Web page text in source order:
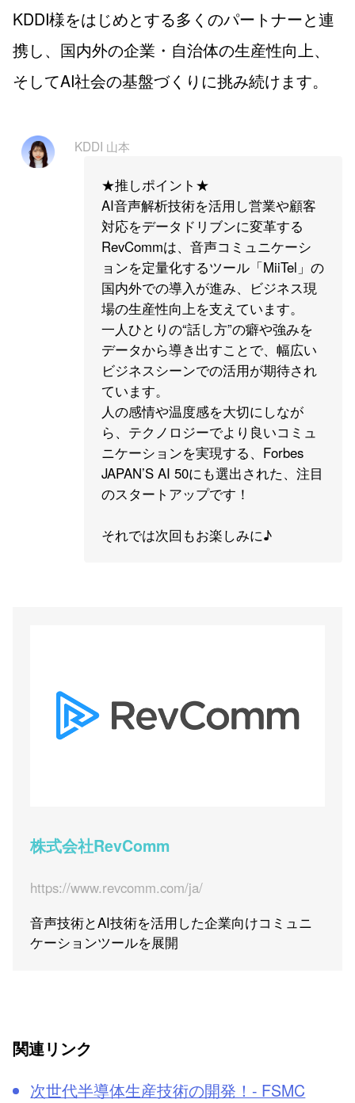
KDDI様をはじめとする多くのパートナーと連
携し、国内外の企業・自治体の生産性向上、
そしてAI社会の基盤づくりに挑み続けます。
KDDI 山本
★推しポイント★
AI音声解析技術を活用し営業や顧客
対応をデータドリブンに変革する
RevCommは、音声コミュニケーシ
ョンを定量化するツール「MiiTel」の
国内外での導入が進み、ビジネス現
場の生産性向上を支えています。
一人ひとりの“話し方”の癖や強みを
データから導き出すことで、幅広い
ビジネスシーンでの活用が期待され
ています。
人の感情や温度感を大切にしなが
ら、テクノロジーでより良いコミュ
ニケーションを実現する、Forbes
JAPAN’S AI 50にも選出された、注目
のスタートアップです！
それでは次回もお楽しみに♪
株式会社RevComm
https://www.revcomm.com/ja/
音声技術とAI技術を活用した企業向けコミュニ
ケーションツールを展開
関連リンク
次世代半導体生産技術の開発！- FSMC